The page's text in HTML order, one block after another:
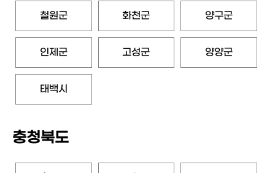
철원군 화천군 양구군
인제군 고성군 양양군
태백시
충청북도